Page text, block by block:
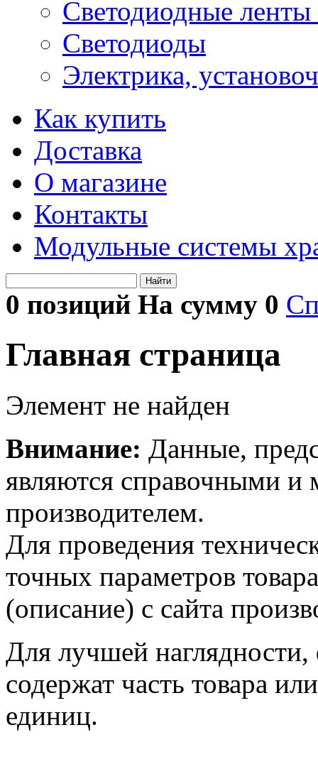
Светодиодные
Светодиоды
Электрика,
Как купить
Доставка
О магазине
Контакты
Модульные системы
Найти
0 позиций На сумму 0
Главная страница
Элемент не найден
Внимание: Данные,
являются справочными и
производителем.
Для проведения
точных параметров
(описание) с сайта
Для лучшей наглядности,
содержат часть товара
единиц.